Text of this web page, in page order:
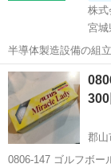
株式
宮城
半導体製造設備の組
中中！社会保険完備
備！作業着無償貸与◎食
場のお仕事 ◇半導体
宮城 泉中央駅
300
郡山
0806-147 ゴルフボール 【状態】 ・使用に伴う多少のスレ、キズ